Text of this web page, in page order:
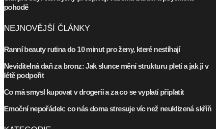
pohodě
NEJNOVĚJŠÍ ČLÁNKY
Ranní beauty rutina do 10 minut pro ženy, které nestíhají
Neviditelná daň za bronz: Jak slunce mění strukturu pleti a jak ji v
létě podpořit
Co má smysl kupovat v drogerii a za co se vyplatí připlatit
Emoční nepořádek: co nás doma stresuje víc než neuklizená skříň